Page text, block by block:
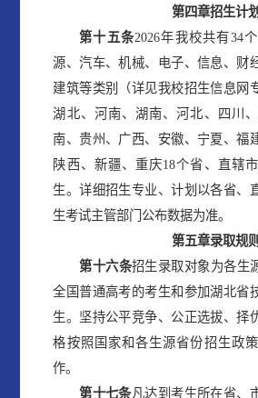
第四章招生计划
第十五条2026年我校共有34
源、汽车、机械、电子、信息、财
建筑等类别（详见我校招生信息网
湖北、河南、湖南、河北、四川
南、贵州、广西、安徽、宁夏、福
陕西、新疆、重庆18个省、直辖
生。详细招生专业、计划以各省、
生考试主管部门公布数据为准。
第五章录取规则
第十六条招生录取对象为各生
全国普通高考的考生和参加湖北省
生。坚持公平竞争、公正选拔、择
格按照国家和各生源省份招生政
作。
第十七条凡达到考生所在省、